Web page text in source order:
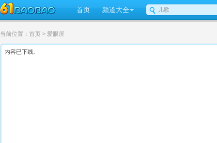
首页 频道大全
当前位置： 首页 > 爱眼屋
内容已下线.